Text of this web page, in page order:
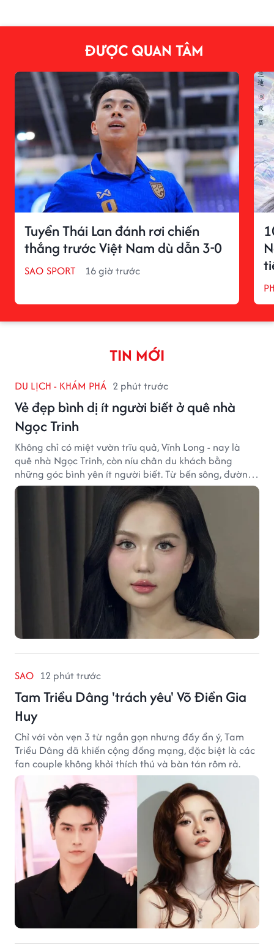
ĐƯỢC QUAN TÂM
Tuyển Thái Lan đánh rơi chiến
thắng trước Việt Nam dù dẫn 3-0
SAO SPORT 16 giờ trước
TIN MỚI
DU LỊCH - KHÁM PHÁ 2 phút trước
Vẻ đẹp bình dị ít người biết ở quê nhà
Ngọc Trinh
Không chỉ có miệt vườn trĩu quả, Vĩnh Long - nay là
quê nhà Ngọc Trinh, còn níu chân du khách bằng
những góc bình yên ít người biết. Từ bến sông, đường
quê đến nhịp sống chậm rãi, tất cả tạo nên sức hút rất
riêng của vùng đất miền Tây.
SAO 12 phút trước
Tam Triều Dâng 'trách yêu' Võ Điền Gia
Huy
Chỉ với vỏn vẹn 3 từ ngắn gọn nhưng đầy ẩn ý, Tam
Triều Dâng đã khiến cộng đồng mạng, đặc biệt là các
fan couple không khỏi thích thú và bàn tán rôm rả.